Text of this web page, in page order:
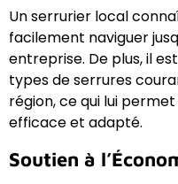
Un serrurier local
facilement naviguer
entreprise. De plus, il
types de serrures
région, ce qui lui
efficace et adapté.
Soutien à